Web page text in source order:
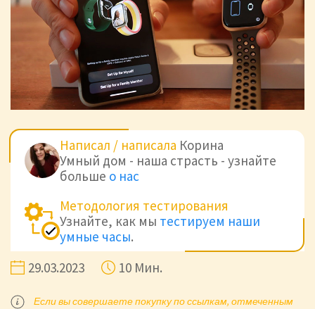
Написал / написала Корина
Умный дом - наша страсть - узнайте
больше о нас
Методология тестирования
Узнайте, как мы тестируем наши
умные часы.
29.03.2023
10 Мин.
Если вы совершаете покупку по ссылкам, отмеченным